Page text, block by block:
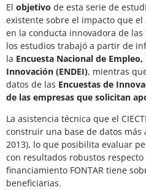
El objetivo de esta serie de
existente sobre el impacto que el
en la conducta innovadora de
los estudios trabajó a partir de
la Encuesta Nacional de
Innovación (ENDEI), mientras
datos de las Encuestas de
de las empresas que solicitan
La asistencia técnica que el
construir una base de datos más
2013), lo que posibilita evaluar
con resultados robustos
financiamiento FONTAR tiene
beneficiarias.